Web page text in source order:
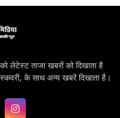
लेटेस्ट ताजा खबरों को दिखाता है
के साथ अन्य खबरें दिखाता है।